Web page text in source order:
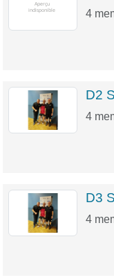
4
D2
4
D3
4